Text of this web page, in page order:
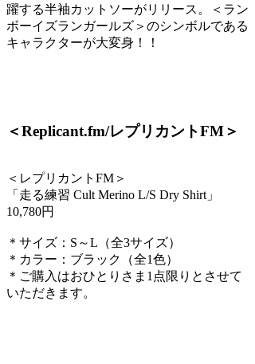
躍する半袖カットソーがリリース。＜ラン
ボーイズランガールズ＞のシンボルである
キャラクターが大変身！！
＜Replicant.fm/レプリカントFM＞
＜レプリカントFM＞
「走る練習 Cult Merino L/S Dry Shirt」
10,780円
＊サイズ：S～L（全3サイズ）
＊カラー：ブラック（全1色）
＊ご購入はおひとりさま1点限りとさせて
いただきます。